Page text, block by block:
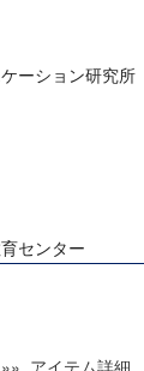
ーション研究所
センター
ンスティテュート
»» アイテム詳細